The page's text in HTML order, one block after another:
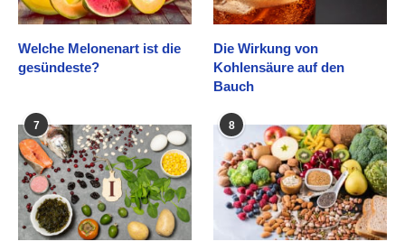
Welche Melonenart ist die
gesündeste?
Die Wirkung von
Kohlensäure auf den
Bauch
7 8